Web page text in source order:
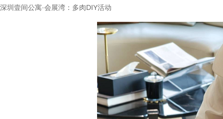
深圳壹间公寓·会展湾：多肉DIY活动